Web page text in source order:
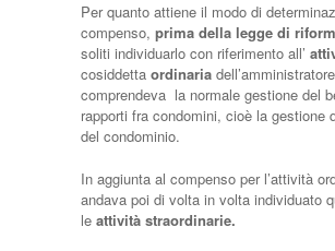
Per quanto attiene il modo di
compenso, prima della legge di
soliti individuarlo con riferimento all’
cosiddetta ordinaria
comprendeva la normale gestione del
rapporti fra condomini, cioè la gestione
del condominio.
In aggiunta al compenso per l’attività
andava poi di volta in volta individuato
le attività straordinarie.